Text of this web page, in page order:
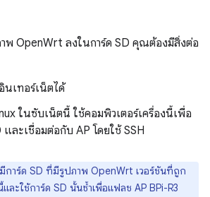
พ OpenWrt ลงในการ์ด SD คุณต้องมีสิ่งต่อ
นเทอร์เน็ตได้
ในซับเน็ตนี้ ใช้คอมพิวเตอร์เครื่องนี้เพื่อ
และเชื่อมต่อกับ AP โดยใช้ SSH
าร์ด SD ที่มีรูปภาพ OpenWrt เวอร์ชันที่ถูก
ละใช้การ์ด SD นั้นซ้ำเพื่อแฟลช AP BPi-R3